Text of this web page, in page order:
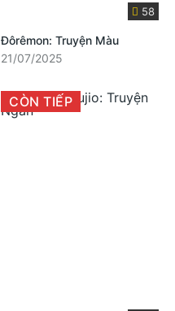
58
Đôrêmon: Truyện Màu
21/07/2025
CÒN TIẾP